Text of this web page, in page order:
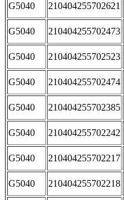
G5040 210404255702621
G5040 210404255702473
G5040 210404255702523
G5040 210404255702474
G5040 210404255702385
G5040 210404255702242
G5040 210404255702217
G5040 210404255702218